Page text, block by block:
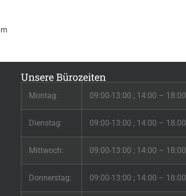
Unsere Bürozeiten
Montag: 09:00-13:00 ; 14:00 – 18:00
Dienstag: 09:00-13:00 ; 14:00 – 18:00
Mittwoch: 09:00-13:00 ; 14:00 – 18:00
Donnerstag: 09:00-13:00 ; 14:00 – 18:00